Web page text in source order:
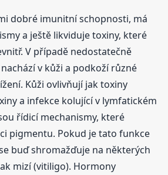
dobré imunitní schopnosti, má
a ještě likviduje toxiny, které
V případě nedostatečně
v kůži a podkoží různé
Kůži ovlivňují jak toxiny
a infekce kolující v lymfatickém
řídicí mechanismy, které
pigmentu. Pokud je tato funkce
buď shromažďuje na některých
mizí (vitiligo). Hormony